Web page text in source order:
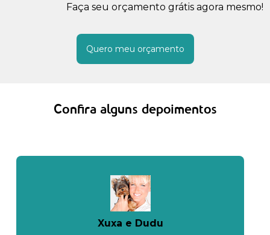
Faça seu orçamento grátis agora mesmo!
Quero meu orçamento
Confira alguns depoimentos
Xuxa e Dudu